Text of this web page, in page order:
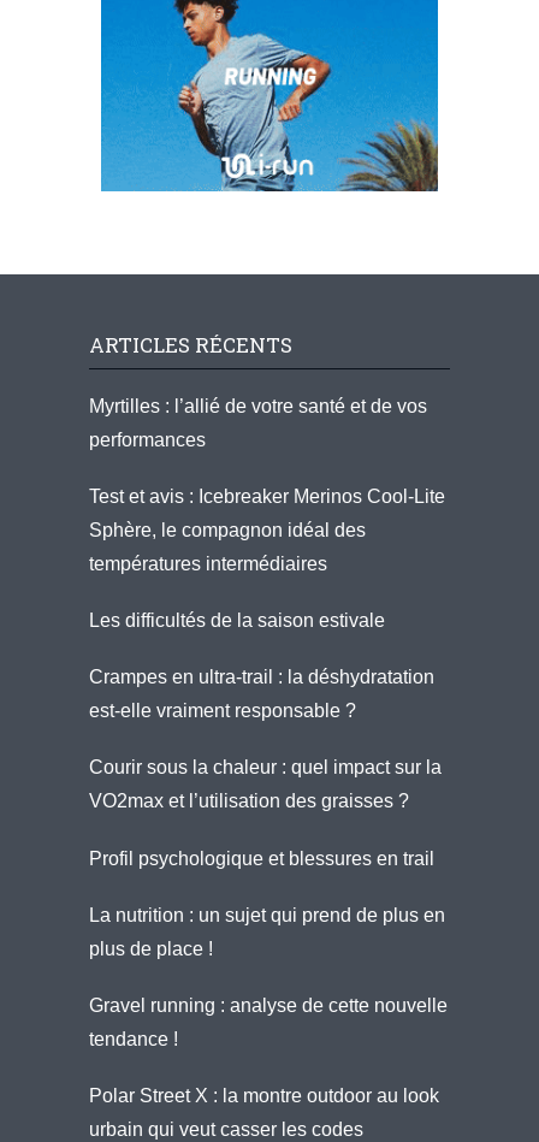
ARTICLES RÉCENTS
Myrtilles : l’allié de votre santé et de vos
performances
Test et avis : Icebreaker Merinos Cool-Lite
Sphère, le compagnon idéal des
températures intermédiaires
Les difficultés de la saison estivale
Crampes en ultra-trail : la déshydratation
est-elle vraiment responsable ?
Courir sous la chaleur : quel impact sur la
VO2max et l’utilisation des graisses ?
Profil psychologique et blessures en trail
La nutrition : un sujet qui prend de plus en
plus de place !
Gravel running : analyse de cette nouvelle
tendance !
Polar Street X : la montre outdoor au look
urbain qui veut casser les codes